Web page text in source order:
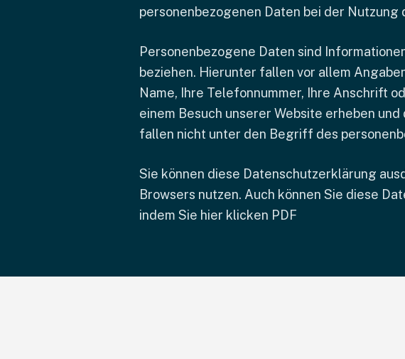
personenbezogenen Daten bei der
Personenbezogene Daten sind
beziehen. Hierunter fallen vor allem
Name, Ihre Telefonnummer, Ihre Anschrift
einem Besuch unserer Website erheben
fallen nicht unter den Begriff des
Sie können diese Datenschutzerklärung
Browsers nutzen. Auch können Sie diese
indem Sie hier klicken PDF